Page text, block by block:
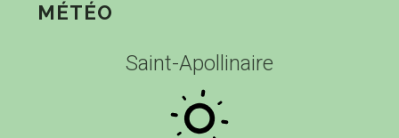
MÉTÉO
Saint-Apollinaire